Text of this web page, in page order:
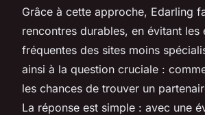
Grâce à cette approche, Edarling
rencontres durables, en évitant les
fréquentes des sites moins
ainsi à la question cruciale :
les chances de trouver un
La réponse est simple : avec une